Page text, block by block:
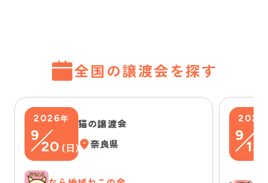
全国の譲渡会を探す
2026年
9
20 ( 日)
猫の譲渡会
奈良県
2026
9
13